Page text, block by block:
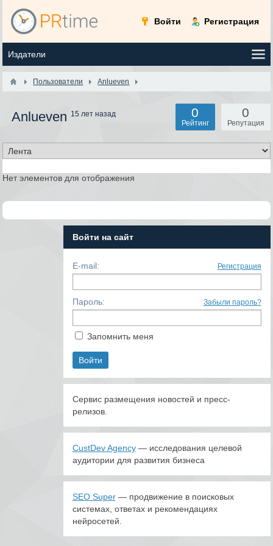
Войти Регистрация
Пользователи Anlueven
Anlueven 15 лет назад 0
Репутация
0
Рейтинг
Нет элементов для отображения
Войти на сайт
E-mail: Регистрация
Пароль: Забыли пароль?
Запомнить меня
Сервис размещения новостей и пресс-
релизов.
CustDev Agency— исследования целевой
аудитории для развития бизнеса
SEO Super— продвижение в поисковых
системах, ответах и рекомендациях
нейросетей.